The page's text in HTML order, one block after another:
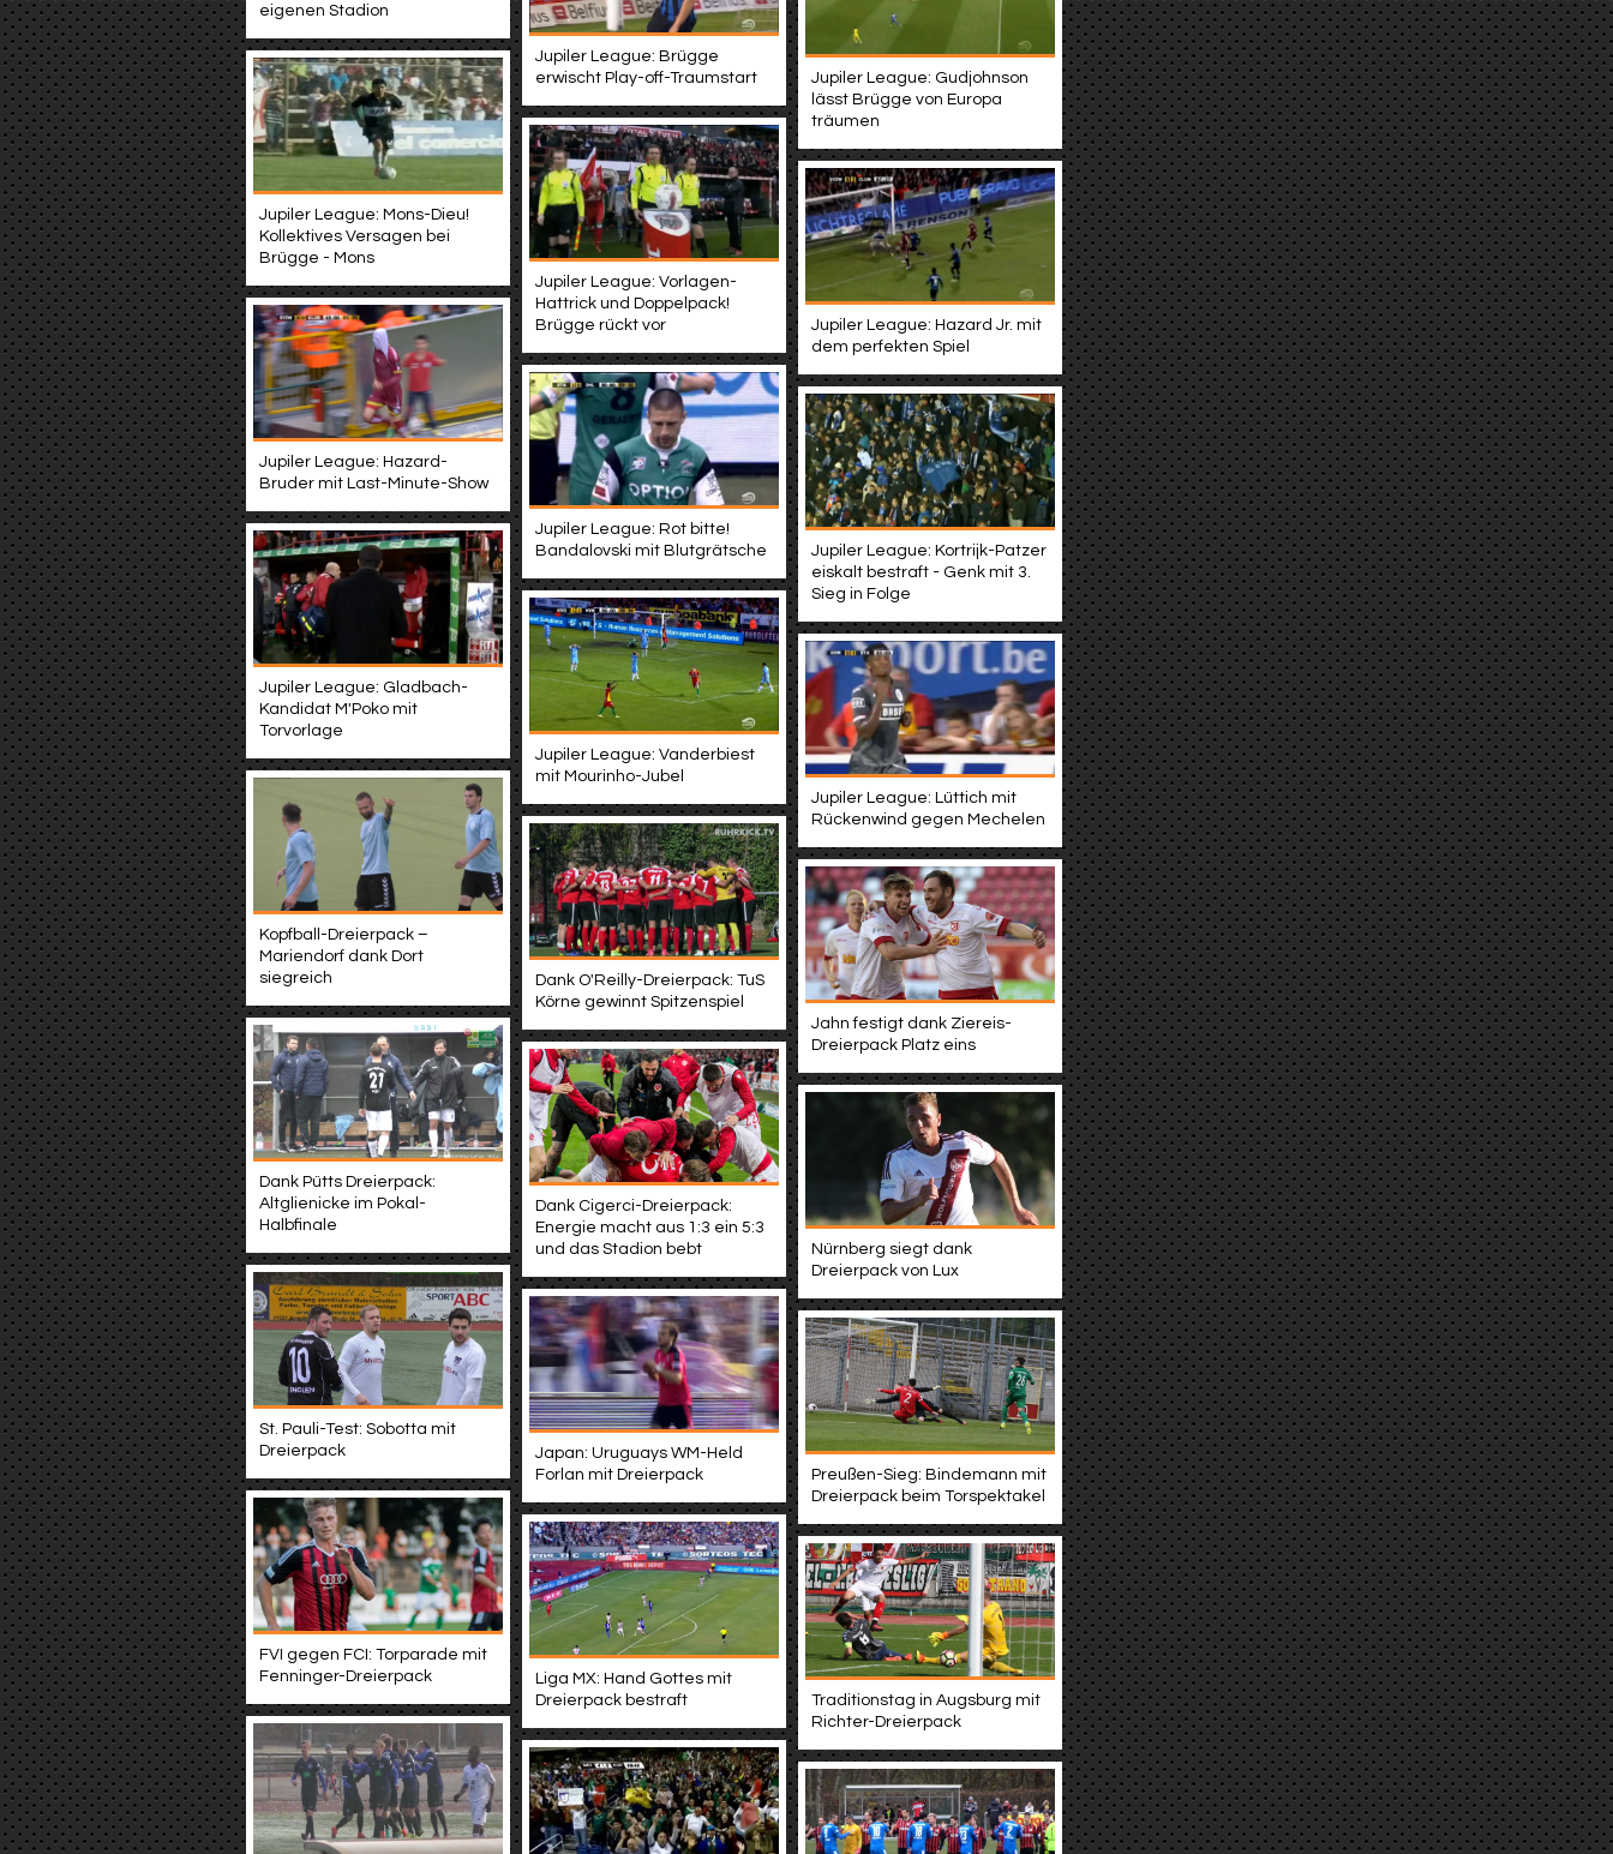
eigenen Stadion
Jupiler League: Brügge
erwischt Play-off-Traumstart
Jupiler League: Gudjohnson
lässt Brügge von Europa
träumen
Jupiler League: Mons-Dieu!
Kollektives Versagen bei
Brügge - Mons
Jupiler League: Vorlagen-
Hattrick und Doppelpack!
Brügge rückt vor
Jupiler League: Hazard Jr. mit
dem perfekten Spiel
Jupiler League: Hazard-
Bruder mit Last-Minute-Show
Jupiler League: Rot bitte!
Bandalovski mit Blutgrätsche
Jupiler League: Kortrijk-Patzer
eiskalt bestraft - Genk mit 3.
Sieg in Folge
Jupiler League: Gladbach-
Kandidat M'Poko mit
Torvorlage
Jupiler League: Vanderbiest
mit Mourinho-Jubel
Jupiler League: Lüttich mit
Rückenwind gegen Mechelen
Kopfball-Dreierpack –
Mariendorf dank Dort
siegreich
Dank O'Reilly-Dreierpack: TuS
Körne gewinnt Spitzenspiel
Jahn festigt dank Ziereis-
Dreierpack Platz eins
Dank Pütts Dreierpack:
Altglienicke im Pokal-
Halbfinale
Dank Cigerci-Dreierpack:
Energie macht aus 1:3 ein 5:3
und das Stadion bebt
Nürnberg siegt dank
Dreierpack von Lux
St. Pauli-Test: Sobotta mit
Dreierpack
Japan: Uruguays WM-Held
Forlan mit Dreierpack
Preußen-Sieg: Bindemann mit
Dreierpack beim Torspektakel
FVI gegen FCI: Torparade mit
Fenninger-Dreierpack
Liga MX: Hand Gottes mit
Dreierpack bestraft
Traditionstag in Augsburg mit
Richter-Dreierpack